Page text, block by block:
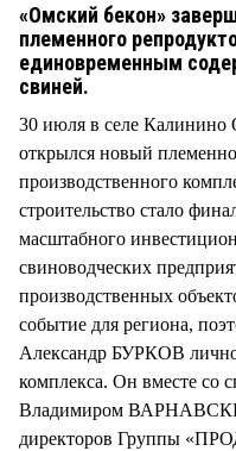
«Омский бекон»
племенного
единовременным
свиней.
30 июля в селе Калинино
открылся новый
производственного
строительство стало
масштабного
свиноводческих
производственных
событие для региона,
Александр БУРКОВ
комплекса. Он вместе со
Владимиром
директоров Группы